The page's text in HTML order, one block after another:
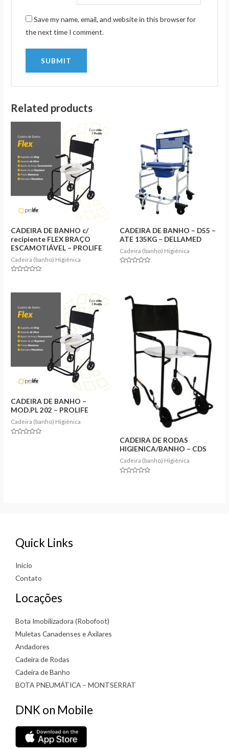
Save my name, email, and website in this browser for
the next time I comment.
Related products
CADEIRA DE BANHO c/
recipiente FLEX BRAÇO
ESCAMOTIÁVEL – PROLIFE
Cadeira (banho) Higiênica
of
CADEIRA DE BANHO – D55 –
ATE 135KG – DELLAMED
Cadeira (banho) Higiênica
CADEIRA DE BANHO –
MOD.PL 202 – PROLIFE
Cadeira (banho) Higiênica
CADEIRA DE RODAS
HIGIENICA/BANHO – CDS
Cadeira (banho) Higiênica
Quick Links
Início
Contato
Locações
Bota Imobilizadora (Robofoot)
Muletas Canadenses e Axilares
Andadores
Cadeira de Rodas
Cadeira de Banho
BOTA PNEUMÁTICA – MONTSERRAT
DNK on Mobile